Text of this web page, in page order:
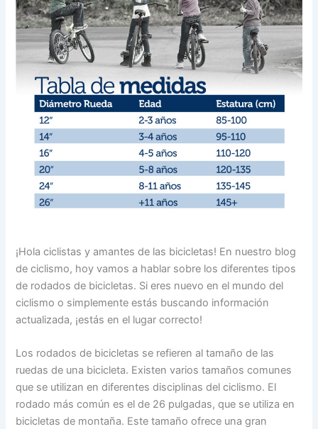
¡Hola ciclistas y amantes de las bicicletas! En nuestro blog
de ciclismo, hoy vamos a hablar sobre los diferentes tipos
de rodados de bicicletas. Si eres nuevo en el mundo del
ciclismo o simplemente estás buscando información
actualizada, ¡estás en el lugar correcto!
Los rodados de bicicletas se refieren al tamaño de las
ruedas de una bicicleta. Existen varios tamaños comunes
que se utilizan en diferentes disciplinas del ciclismo. El
rodado más común es el de 26 pulgadas, que se utiliza en
bicicletas de montaña. Este tamaño ofrece una gran